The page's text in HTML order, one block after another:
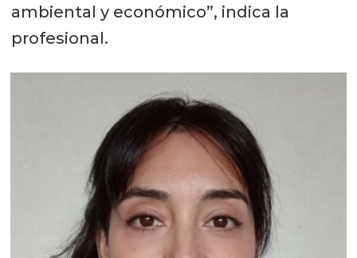
ambiental y económico”, indica la
profesional.